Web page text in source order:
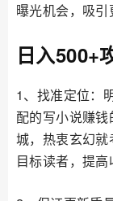
曝光机会，吸引
日入500+
1、找准定位：
配的写小说赚
城，热衷玄幻
目标读者，提高